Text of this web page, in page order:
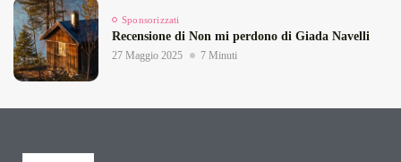
Sponsorizzati
Recensione di Non mi perdono di Giada Navelli
27 Maggio 2025 7 Minuti